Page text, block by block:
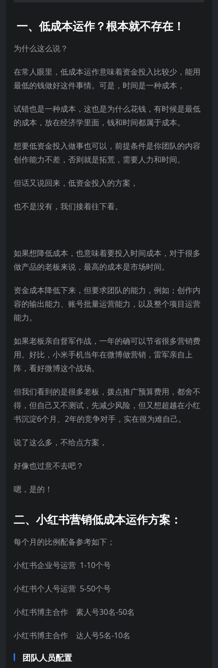
一、低成本运作？根本就不存在！
为什么这么说？
在常人眼里，低成本运作意味着资金投入比较少，能用
最低的钱做好这件事情。可是，时间是一种成本，
试错也是一种成本，这也是为什么花钱，有时候是最低
的成本，放在经济学里面，钱和时间都属于成本。
想要低资金投入做事也可以，前提条件是你团队的内容
创作能力不差，否则就是拓荒，需要人力和时间。
但话又说回来，低资金投入的方案，
也不是没有，我们接着往下看。
如果想降低成本，也意味着要投入时间成本，对于很多
做产品的老板来说，最高的成本是市场时间。
资金成本降低下来，但要求团队的能力，例如；创作内
容的输出能力、账号批量运营能力，以及整个项目运营
能力。
如果老板亲自督军作战，一年的确可以节省很多营销费
用。好比，小米手机当年在微博做营销，雷军亲自上
阵，看好微博这个战场。
但我们看到的是很多老板，拨点推广预算费用，都舍不
得，但自己又不测试，先减少风险，但又想超越在小红
书沉淀6个月、2年的竞争对手，实在很为难自己。
说了这么多，不给点方案，
好像也过意不去吧？
嗯，是的！
二、小红书营销低成本运作方案：
每个月的比例配备参考如下；
小红书企业号运营 1-10个号
小红书个人号运营 5-50个号
小红书博主合作 素人号30名-50名
小红书博主合作 达人号5名-10名
团队人员配置